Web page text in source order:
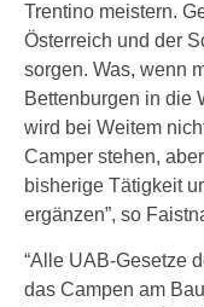
Trentino meistern.
Österreich und der
sorgen. Was, wenn
Bettenburgen in die
wird bei Weitem
Camper stehen,
bisherige Tätigkeit
ergänzen”, so
“Alle UAB-Gesetze
das Campen am